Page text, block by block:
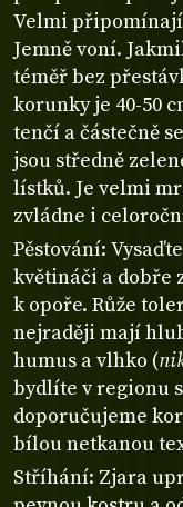
Velmi připomínají
Jemně voní.
téměř bez
korunky je 40-50
tenčí a částečně
jsou středně
lístků. Je velmi
zvládne i
Pěstování:
květináči a dobře
k opoře. Růže
nejraději mají
humus a vlhko (
bydlíte v regionu
doporučujeme
bílou netkanou
Stříhání: Zjara